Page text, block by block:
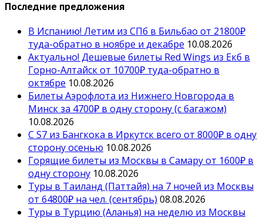
Последние предложения
В Испанию! Летим из СПб в Бильбао от 21800₽
туда-обратно в ноябре и декабре 10.08.2026
Актуально! Дешевые билеты Red Wings из Екб в
Горно-Алтайск от 10700₽ туда-обратно в
октябре 10.08.2026
Билеты Аэрофлота из Нижнего Новгорода в
Минск за 4700₽ в одну сторону (с багажом)
10.08.2026
С S7 из Бангкока в Иркутск всего от 8000₽ в одну
сторону осенью 10.08.2026
Горящие билеты из Москвы в Самару от 1600₽ в
одну сторону 10.08.2026
Туры в Таиланд (Паттайя) на 7 ночей из Москвы
от 64800₽ на чел. (сентябрь) 08.08.2026
Туры в Турцию (Аланья) на неделю из Москвы